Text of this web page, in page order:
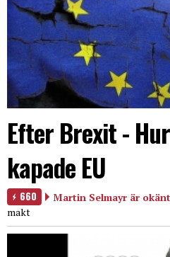
Efter Brexit -
kapade EU
660 Martin Selmayr är
makt